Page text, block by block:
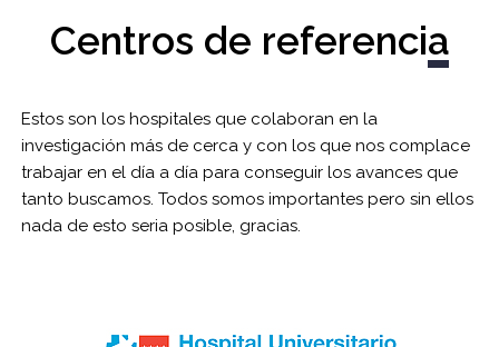
Centros de referencia
Estos son los hospitales que colaboran en la
investigación más de cerca y con los que nos complace
trabajar en el día a día para conseguir los avances que
tanto buscamos. Todos somos importantes pero sin ellos
nada de esto seria posible, gracias.